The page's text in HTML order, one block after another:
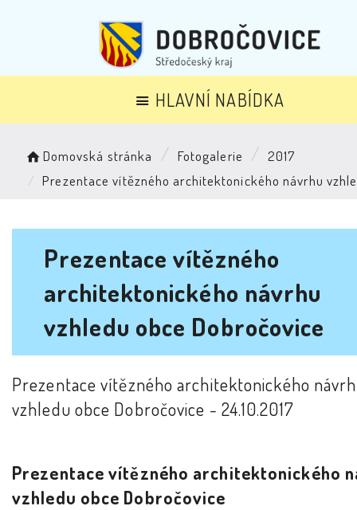
HLAVNÍ NABÍDKA
Domovská stránka Fotogalerie
2017
Prezentace vítězného architektonického návrhu
Prezentace vítězného
architektonického návrhu
vzhledu obce Dobročovice
Prezentace vítězného architektonického
vzhledu obce Dobročovice - 24.10.2017
Prezentace vítězného architektonického
vzhledu obce Dobročovice